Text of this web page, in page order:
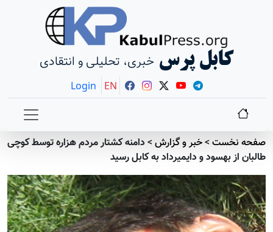
کابل پرس خبری، تحلیلی و انتقادی
Login EN
صفحه نخست>خبر و گزارش> دامنه کشتار مردم هزاره توسط کوچی
طالبان از بهسود و دایمیرداد به کابل رسید